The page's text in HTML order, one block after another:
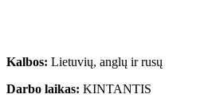
Kalbos: Lietuvių, anglų ir rusų
Darbo laikas: KINTANTIS